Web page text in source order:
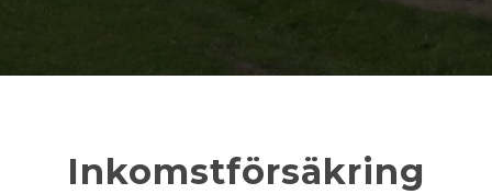
Inkomstförsäkring